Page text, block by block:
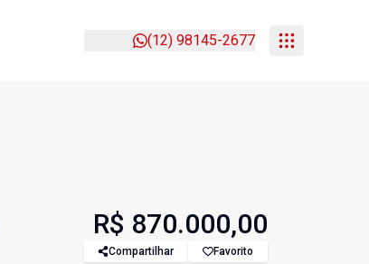
(12) 98145-2677
R$ 870.000,00
Compartilhar Favorito